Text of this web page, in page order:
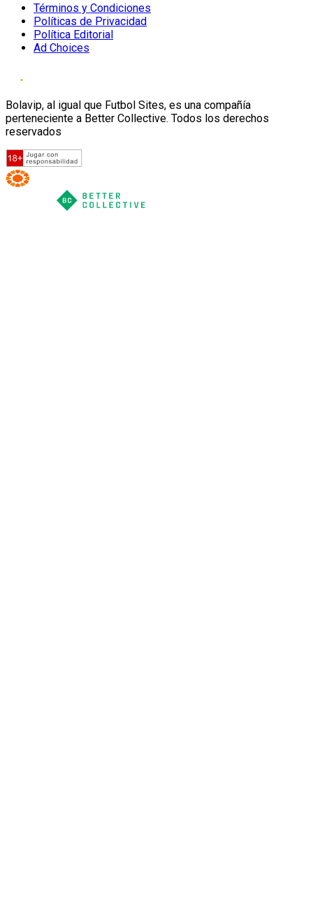
Términos y Condiciones
Políticas de Privacidad
Política Editorial
Ad Choices
Bolavip, al igual que Futbol Sites, es una compañía
perteneciente a Better Collective. Todos los derechos
reservados